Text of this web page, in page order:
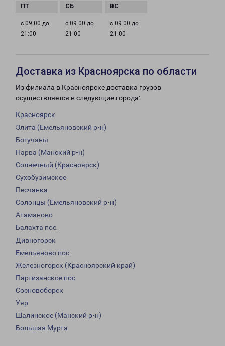
с 09:00 до
21:00
с 09:00 до
21:00
с 09:00 до
21:00
Доставка из Красноярска по области
Из филиала в Красноярске доставка грузов
осуществляется в следующие города:
Красноярск
Элита (Емельяновский р-н)
Богучаны
Нарва (Манский р-н)
Солнечный (Красноярск)
Сухобузимское
Песчанка
Солонцы (Емельяновский р-н)
Атаманово
Балахта пос.
Дивногорск
Емельяново пос.
Железногорск (Красноярский край)
Партизанское пос.
Сосновоборск
Уяр
Шалинское (Манский р-н)
Большая Мурта